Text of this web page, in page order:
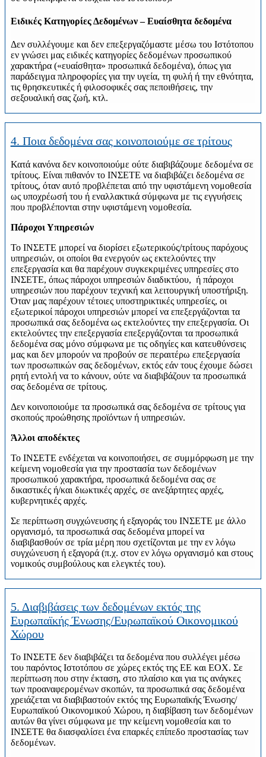
Ειδικές Κατηγορίες Δεδομένων – Ευαίσθητα δεδομένα
Δεν συλλέγουμε και δεν επεξεργαζόμαστε μέσω του Ιστότοπου
εν γνώσει μας ειδικές κατηγορίες δεδομένων προσωπικού
χαρακτήρα («ευαίσθητα» προσωπικά δεδομένα), όπως για
παράδειγμα πληροφορίες για την υγεία, τη φυλή ή την εθνότητα,
τις θρησκευτικές ή φιλοσοφικές σας πεποιθήσεις, την
σεξουαλική σας ζωή, κτλ.
4. Ποια δεδομένα σας κοινοποιούμε σε τρίτους
Κατά κανόνα δεν κοινοποιούμε ούτε διαβιβάζουμε δεδομένα σε
τρίτους. Είναι πιθανόν το ΙΝΣΕΤΕ να διαβιβάζει δεδομένα σε
τρίτους, όταν αυτό προβλέπεται από την υφιστάμενη νομοθεσία
ως υποχρέωσή του ή εναλλακτικά σύμφωνα με τις εγγυήσεις
που προβλέπονται στην υφιστάμενη νομοθεσία.
Πάροχοι Υπηρεσιών
Το ΙΝΣΕΤΕ μπορεί να διορίσει εξωτερικούς/τρίτους παρόχους
υπηρεσιών, οι οποίοι θα ενεργούν ως εκτελούντες την
επεξεργασία και θα παρέχουν συγκεκριμένες υπηρεσίες στο
ΙΝΣΕΤΕ, όπως πάροχοι υπηρεσιών διαδικτύου, ή πάροχοι
υπηρεσιών που παρέχουν τεχνική και λειτουργική υποστήριξη.
Όταν μας παρέχουν τέτοιες υποστηρικτικές υπηρεσίες, οι
εξωτερικοί πάροχοι υπηρεσιών μπορεί να επεξεργάζονται τα
προσωπικά σας δεδομένα ως εκτελούντες την επεξεργασία. Οι
εκτελούντες την επεξεργασία επεξεργάζονται τα προσωπικά
δεδομένα σας μόνο σύμφωνα με τις οδηγίες και κατευθύνσεις
μας και δεν μπορούν να προβούν σε περαιτέρω επεξεργασία
των προσωπικών σας δεδομένων, εκτός εάν τους έχουμε δώσει
ρητή εντολή να το κάνουν, ούτε να διαβιβάζουν τα προσωπικά
σας δεδομένα σε τρίτους.
Δεν κοινοποιούμε τα προσωπικά σας δεδομένα σε τρίτους για
σκοπούς προώθησης προϊόντων ή υπηρεσιών.
Άλλοι αποδέκτες
Το ΙΝΣΕΤΕ ενδέχεται να κοινοποιήσει, σε συμμόρφωση με την
κείμενη νομοθεσία για την προστασία των δεδομένων
προσωπικού χαρακτήρα, προσωπικά δεδομένα σας σε
δικαστικές ή/και διωκτικές αρχές, σε ανεξάρτητες αρχές,
κυβερνητικές αρχές.
Σε περίπτωση συγχώνευσης ή εξαγοράς του ΙΝΣΕΤΕ με άλλο
οργανισμό, τα προσωπικά σας δεδομένα μπορεί να
διαβιβασθούν σε τρία μέρη που σχετίζονται με την εν λόγω
συγχώνευση ή εξαγορά (π.χ. στον εν λόγω οργανισμό και στους
νομικούς συμβούλους και ελεγκτές του).
5. Διαβιβάσεις των δεδομένων εκτός της
Ευρωπαϊκής Ένωσης/Ευρωπαϊκού Οικονομικού
Χώρου
Το ΙΝΣΕΤΕ δεν διαβιβάζει τα δεδομένα που συλλέγει μέσω
του παρόντος Ιστοτόπου σε χώρες εκτός της ΕΕ και ΕΟΧ. Σε
περίπτωση που στην έκταση, στο πλαίσιο και για τις ανάγκες
των προαναφερομένων σκοπών, τα προσωπικά σας δεδομένα
χρειάζεται να διαβιβαστούν εκτός της Ευρωπαϊκής Ένωσης/
Ευρωπαϊκού Οικονομικού Χώρου, η διαβίβαση των δεδομένων
αυτών θα γίνει σύμφωνα με την κείμενη νομοθεσία και το
ΙΝΣΕΤΕ θα διασφαλίσει ένα επαρκές επίπεδο προστασίας των
δεδομένων.